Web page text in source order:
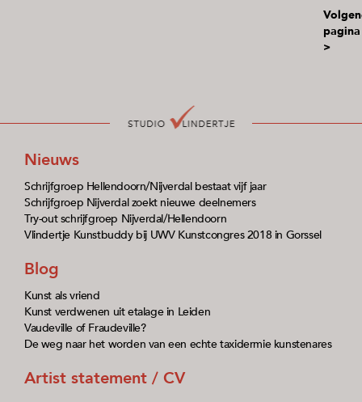
pagina
>
Nieuws
Schrijfgroep Hellendoorn/Nijverdal bestaat vijf jaar
Schrijfgroep Nijverdal zoekt nieuwe deelnemers
Try-out schrijfgroep Nijverdal/Hellendoorn
Vlindertje Kunstbuddy bij UWV Kunstcongres 2018 in Gorssel
Blog
Kunst als vriend
Kunst verdwenen uit etalage in Leiden
Vaudeville of Fraudeville?
De weg naar het worden van een echte taxidermie kunstenares
Artist statement / CV